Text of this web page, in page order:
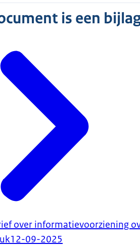
is een
over informatievoorziening
12-09-2025